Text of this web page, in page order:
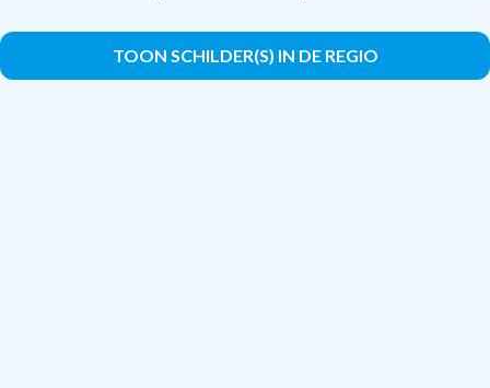
TOON SCHILDER(S) IN DE REGIO